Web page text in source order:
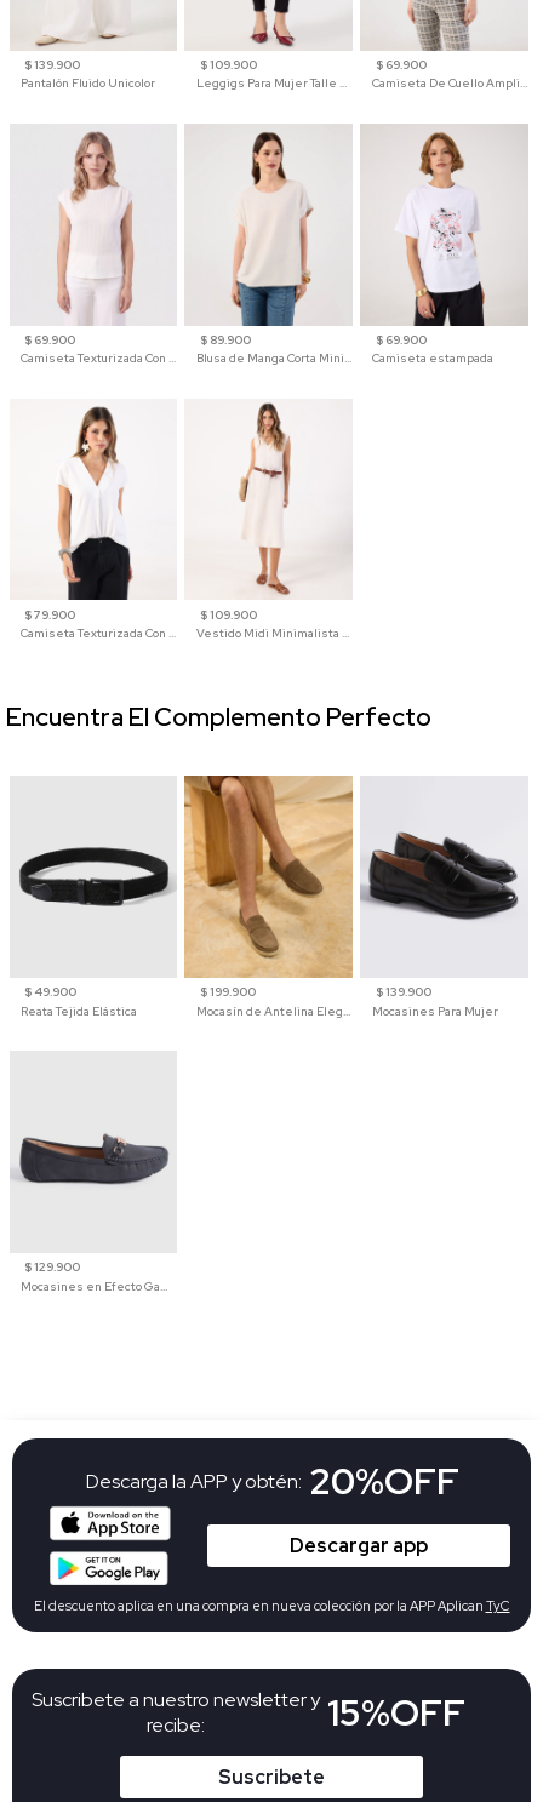
$ 139.900
Pantalón Fluido Unicolor
$ 109.900
Leggigs Para Mujer Talle Alto Liso
$ 69.900
Camiseta De Cuello Amplio Y Manga 3/4 Para Mujer
$ 69.900
Camiseta Texturizada Con Hombro Caído Para Mujer
$ 89.900
Blusa de Manga Corta Minimalista para Mujer
$ 69.900
Camiseta estampada
$ 79.900
Camiseta Texturizada Con Cuello En V Para Mujer
$ 109.900
Vestido Midi Minimalista De Silueta Amplia
$ 49.900
Reata Tejida Elástica
$ 199.900
Mocasín de Antelina Elegante con Suela de Contraste Para Hombre
$ 139.900
Mocasines Para Mujer
$ 129.900
Mocasines en Efecto Gamuzado Para Mujer
Encuentra El Complemento Perfecto
Suscribete a nuestro newsletter y
recibe:
15%OFF
Suscribete
Descarga la APP y obtén: 20%OFF
Descargar app
El descuento aplica en una compra en nueva colección por la APP Aplican TyC